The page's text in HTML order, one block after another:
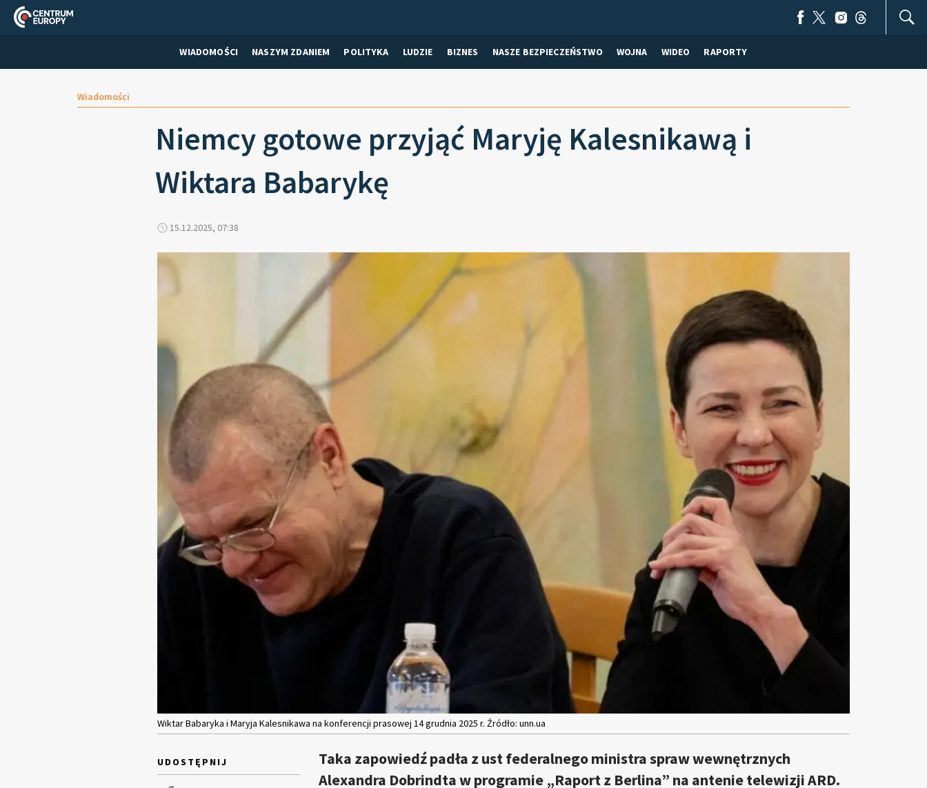
WIADOMOŚCI NASZYM ZDANIEM POLITYKA LUDZIE BIZNES NASZE BEZPIECZEŃSTWO WOJNA WIDEO RAPORTY
Wiadomości
Niemcy gotowe przyjąć Maryję Kalesnikawą i
Wiktara Babarykę
15.12.2025, 07:38
Wiktar Babaryka i Maryja Kalesnikawa na konferencji prasowej 14 grudnia 2025 r. Źródło: unn.ua
UDOSTĘPNIJ
Taka zapowiedź padła z ust federalnego ministra spraw wewnętrznych
Alexandra Dobrindta w programie „Raport z Berlina” na antenie telewizji ARD.